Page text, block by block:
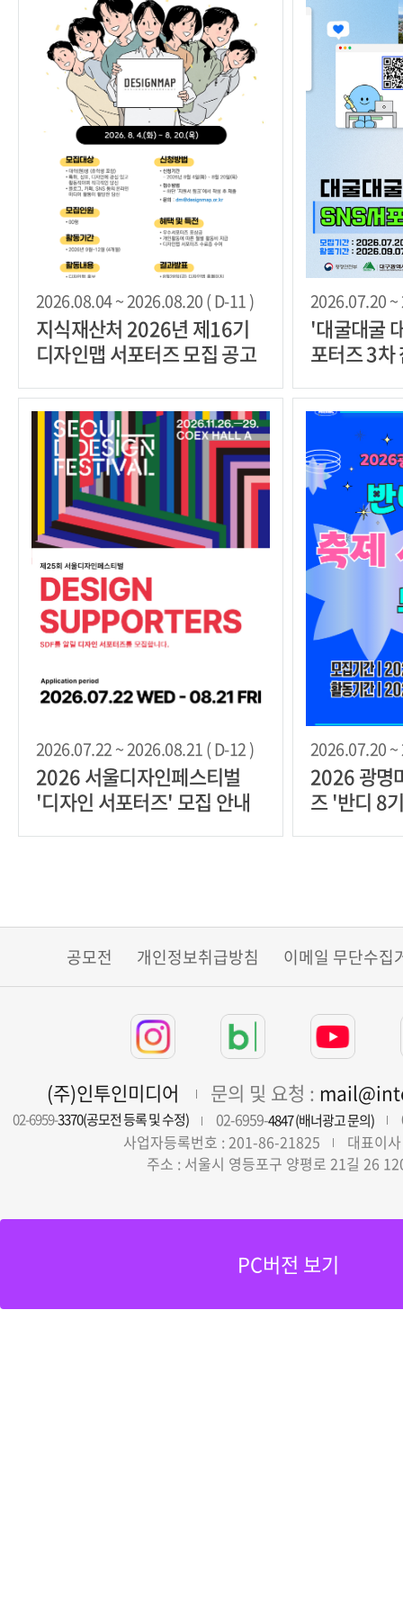
2026.08.04 ~ 2026.08.20 ( D-11 )
지식재산처 2026년 제16기
디자인맵 서포터즈 모집 공고
2026.07.20 ~
'대굴대굴
포터즈 3차
2026.07.22 ~ 2026.08.21 ( D-12 )
2026 서울디자인페스티벌
'디자인 서포터즈' 모집 안내
2026.07.20 ~
2026 광명
즈 '반디 8
공모전 개인정보취급방침 이메일 무단수집
(주)인투인미디어 문의 및 요청 :
02-6959-3370(공모전 등록 및 수정) 02-6959-4847 (배너광고 문의)
사업자등록번호 : 201-86-21825
대표이
주소 : 서울시 영등포구 양평로 21길 26
PC버전 보기